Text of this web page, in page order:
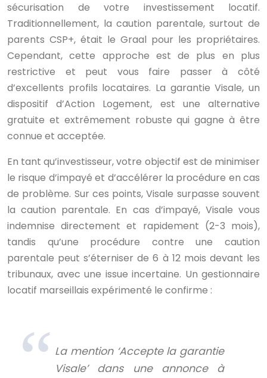
sécurisation de votre investissement locatif.
Traditionnellement, la caution parentale, surtout de
parents CSP+, était le Graal pour les propriétaires.
Cependant, cette approche est de plus en plus
restrictive et peut vous faire passer à côté
d’excellents profils locataires. La garantie Visale, un
dispositif d’Action Logement, est une alternative
gratuite et extrêmement robuste qui gagne à être
connue et acceptée.
En tant qu’investisseur, votre objectif est de minimiser
le risque d’impayé et d’accélérer la procédure en cas
de problème. Sur ces points, Visale surpasse souvent
la caution parentale. En cas d’impayé, Visale vous
indemnise directement et rapidement (2-3 mois),
tandis qu’une procédure contre une caution
parentale peut s’éterniser de 6 à 12 mois devant les
tribunaux, avec une issue incertaine. Un gestionnaire
locatif marseillais expérimenté le confirme :
La mention ‘Accepte la garantie
Visale’ dans une annonce à